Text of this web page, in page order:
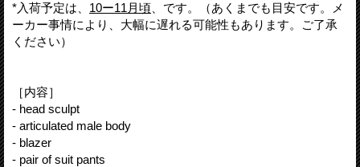
*入荷予定は、 10ー11月頃 、です。（あくまでも目安です。メ
ーカー事情により、大幅に遅れる可能性もあります。ご了承
ください）
［内容］
- head sculpt
- articulated male body
- blazer
- pair of suit pants